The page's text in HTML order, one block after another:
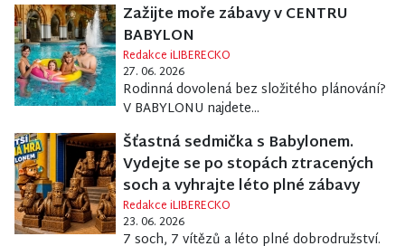
Zažijte moře zábavy v CENTRU
BABYLON
Redakce iLIBERECKO
27. 06. 2026
Rodinná dovolená bez složitého plánování?
V BABYLONU najdete...
Šťastná sedmička s Babylonem.
Vydejte se po stopách ztracených
soch a vyhrajte léto plné zábavy
Redakce iLIBERECKO
23. 06. 2026
7 soch, 7 vítězů a léto plné dobrodružství.